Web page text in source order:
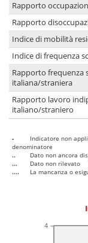
Rapporto
Rapporto
Indice di mobilità
Indice di frequenza
Rapporto frequenza
italiana/straniera
Rapporto lavoro
italiano/straniero
-
Indicatore non
denominatore
..
Dato non ancora
...
Dato non rilevato
....
La mancanza o
4